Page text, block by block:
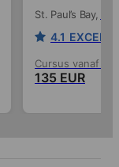
St. Paul’s Bay
4.1
Cursus vanaf
135 EUR